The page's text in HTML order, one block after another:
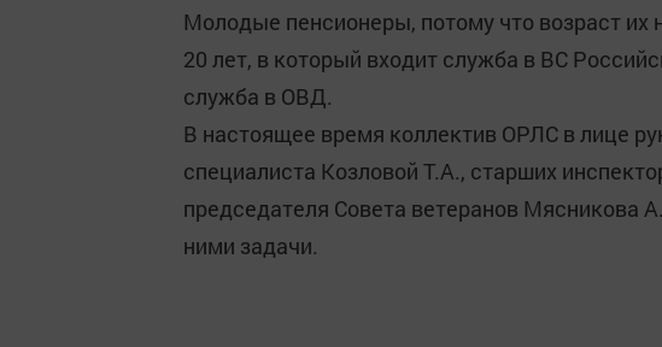
Молодые пенсионеры, потому что возраст их
20 лет, в который входит служба в ВС
служба в ОВД.
В настоящее время коллектив ОРЛС в лице
специалиста Козловой Т.А., старших
председателя Совета ветеранов Мясникова
ними задачи.